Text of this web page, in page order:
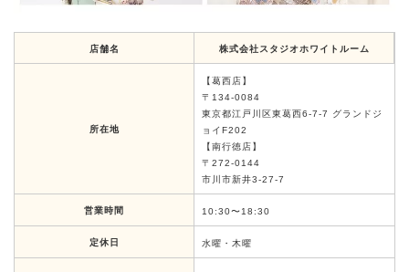
店舗名 株式会社スタジオホワイトルーム
所在地
【葛西店】
〒134-0084
東京都江戸川区東葛西6-7-7 グランドジ
ョイF202
【南行徳店】
〒272-0144
市川市新井3-27-7
営業時間 10:30〜18:30
定休日 水曜・木曜